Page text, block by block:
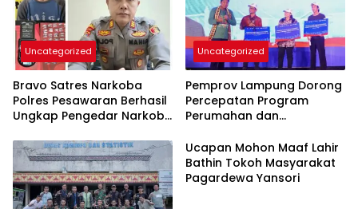
Uncategorized
Bravo Satres Narkoba
Polres Pesawaran Berhasil
Ungkap Pengedar Narkoba
Uncategorized
Pemprov Lampung Dorong
Percepatan Program
Perumahan dan
Rakyat
Ucapan Mohon Maaf Lahir
Bathin Tokoh Masyarakat
Pagardewa Yansori